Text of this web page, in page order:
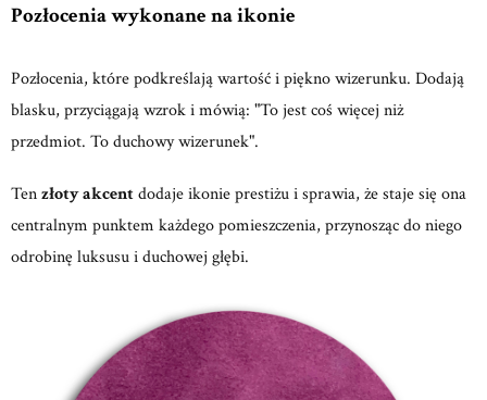
Pozłocenia wykonane na ikonie
Pozłocenia, które podkreślają wartość i piękno wizerunku. Dodają
blasku, przyciągają wzrok i mówią: "To jest coś więcej niż
przedmiot. To duchowy wizerunek".
Tenzłoty akcentdodaje ikonie prestiżu i sprawia, że staje się ona
centralnym punktem każdego pomieszczenia, przynosząc do niego
odrobinę luksusu i duchowej głębi.